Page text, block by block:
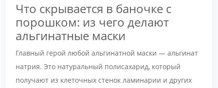
Что скрывается в баночке с
порошком: из чего делают
альгинатные маски
Главный герой любой альгинатной маски — альгинат
натрия. Это натуральный полисахарид, который
получают из клеточных стенок ламинарии и других